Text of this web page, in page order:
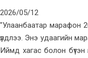
2026/05/12
"Улаанбаатар марафон
үлдлээ. Энэ удаагийн
Иймд хагас болон